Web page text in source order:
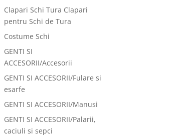
Clapari Schi Tura Clapari
pentru Schi de Tura
Costume Schi
GENTI SI
ACCESORII/Accesorii
GENTI SI ACCESORII/Fulare si
esarfe
GENTI SI ACCESORII/Manusi
GENTI SI ACCESORII/Palarii,
caciuli si sepci